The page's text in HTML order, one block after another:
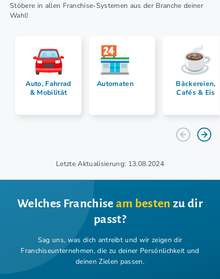
Stöbere in allen Franchise-Systemen aus der Branche deiner
Wahl!
Auto, Fahrrad
& Mobilität
Automaten
Bäckereien,
Cafés & Eis
Letzte Aktualisierung: 13.08.2024
Welches Franchiseam besten zu dir
passt?
Sag uns, was dich antreibt und wir zeigen dir
Franchiseunternehmen, die zu deiner Persönlichkeit und
deinen Zielen passen.